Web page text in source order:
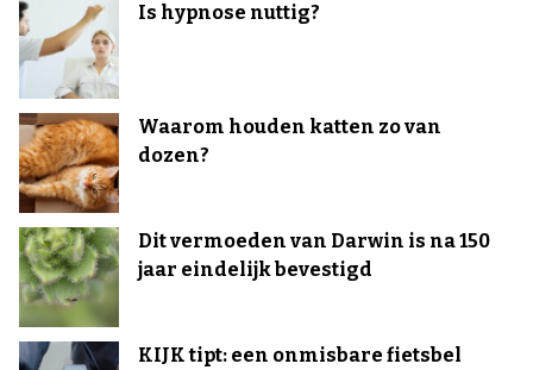
Is hypnose nuttig?
Waarom houden katten zo van
dozen?
Dit vermoeden van Darwin is na 150
jaar eindelijk bevestigd
KIJK tipt: een onmisbare fietsbel